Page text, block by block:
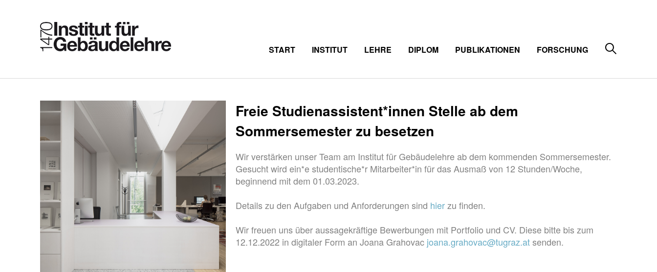
START INSTITUT LEHRE DIPLOM PUBLIKATIONEN FORSCHUNG
Freie Studienassistent*innen Stelle ab dem
Sommersemester zu besetzen
Wir verstärken unser Team am Institut für Gebäudelehre ab dem kommenden Sommersemester.
Gesucht wird ein*e studentische*r Mitarbeiter*in für das Ausmaß von 12 Stunden/Woche,
beginnend mit dem 01.03.2023.
Details zu den Aufgaben und Anforderungen sind hierzu finden.
Wir freuen uns über aussagekräftige Bewerbungen mit Portfolio und CV. Diese bitte bis zum
12.12.2022 in digitaler Form an Joana Grahovac joana.grahovac@tugraz.atsenden.